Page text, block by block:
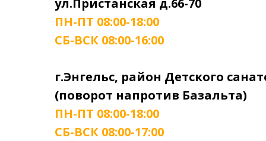
ул.Пристанская д.66-70
ПН-ПТ 08:00-18:00
СБ-ВСК 08:00-16:00
г.Энгельс, район Детского
(поворот напротив Базальта)
ПН-ПТ 08:00-18:00
СБ-ВСК 08:00-17:00